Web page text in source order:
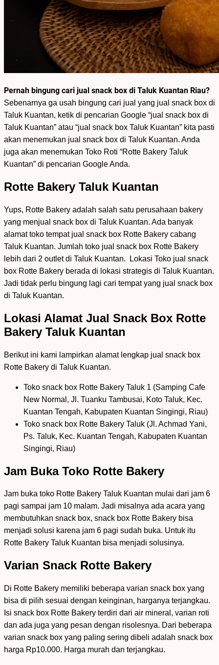
Pernah bingung cari jual snack box di Taluk Kuantan Riau?
Sebenarnya ga usah bingung cari jual yang jual snack box di
Taluk Kuantan, ketik di pencarian Google “jual snack box di
Taluk Kuantan” atau “jual snack box Taluk Kuantan” kita pasti
akan menemukan jual snack box di Taluk Kuantan. Anda
juga akan menemukan Toko Roti “Rotte Bakery Taluk
Kuantan” di pencarian Google Anda.
Rotte Bakery Taluk Kuantan
Yups, Rotte Bakery adalah salah satu perusahaan bakery
yang menjual snack box di Taluk Kuantan. Ada banyak
alamat toko tempat jual snack box Rotte Bakery cabang
Taluk Kuantan. Jumlah toko jual snack box Rotte Bakery
lebih dari 2 outlet di Taluk Kuantan. Lokasi Toko jual snack
box Rotte Bakery berada di lokasi strategis di Taluk Kuantan.
Jadi tidak perlu bingung lagi cari tempat yang jual snack box
di Taluk Kuantan.
Lokasi Alamat Jual Snack Box Rotte
Bakery Taluk Kuantan
Berikut ini kami lampirkan alamat lengkap jual snack box
Rotte Bakery di Taluk Kuantan.
Toko snack box Rotte Bakery Taluk 1 (Samping Cafe
New Normal, Jl. Tuanku Tambusai, Koto Taluk, Kec.
Kuantan Tengah, Kabupaten Kuantan Singingi, Riau)
Toko snack box Rotte Bakery Taluk (Jl. Achmad Yani,
Ps. Taluk, Kec. Kuantan Tengah, Kabupaten Kuantan
Singingi, Riau)
Jam Buka Toko Rotte Bakery
Jam buka toko Rotte Bakery Taluk Kuantan mulai dari jam 6
pagi sampai jam 10 malam. Jadi misalnya ada acara yang
membutuhkan snack box, snack box Rotte Bakery bisa
menjadi solusi karena jam 6 pagi sudah buka. Untuk itu
Rotte Bakery Taluk Kuantan bisa menjadi solusinya.
Varian Snack Rotte Bakery
Di Rotte Bakery memiliki beberapa varian snack box yang
bisa di pilih sesuai dengan keinginan, harganya terjangkau.
Isi snack box Rotte Bakery terdiri dari air mineral, varian roti
dan ada juga yang pesan dengan risolesnya. Dari beberapa
varian snack box yang paling sering dibeli adalah snack box
harga Rp10.000. Harga murah dan terjangkau.